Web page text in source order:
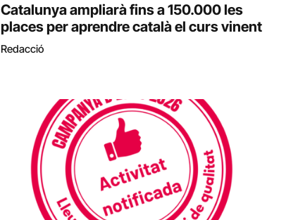
Catalunya ampliarà fins a 150.000 les
places per aprendre català el curs vinent
Redacció